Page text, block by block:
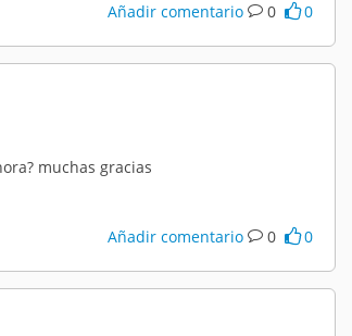
Añadir comentario 0 0
muchas gracias
Añadir comentario 0 0